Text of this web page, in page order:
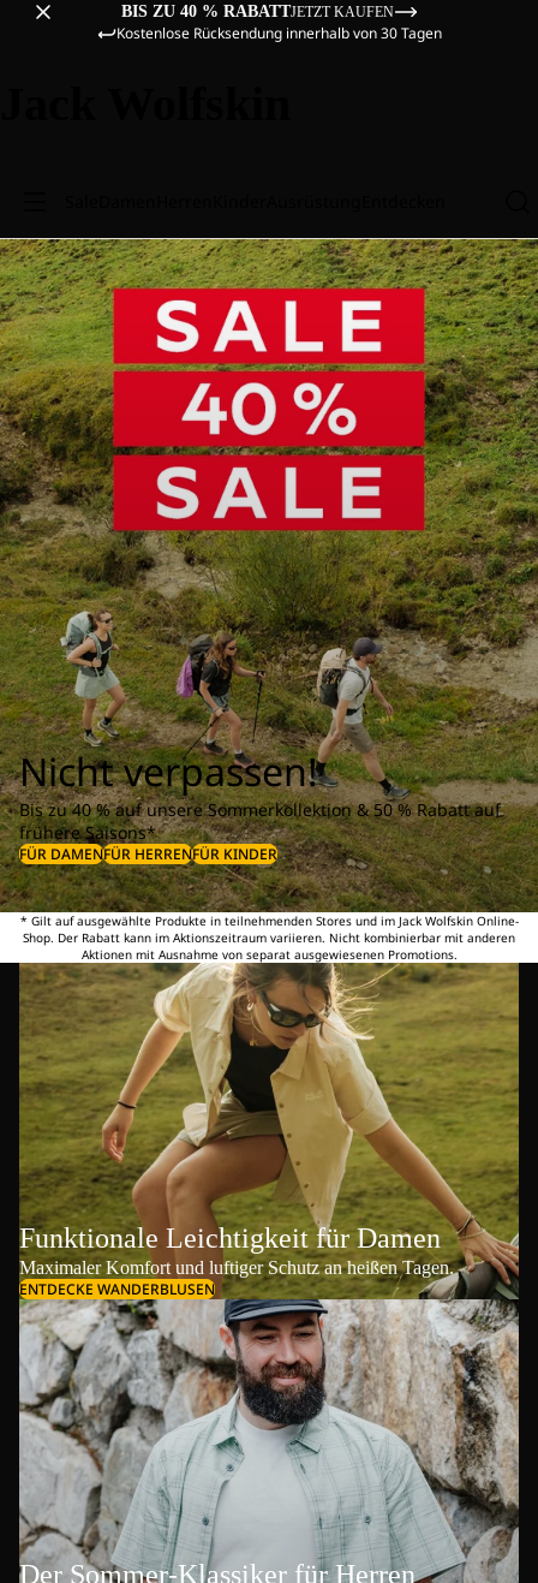
BIS ZU 40 % RABATTJETZT KAUFEN
Kostenlose Rücksendung innerhalb von 30 Tagen
Nicht verpassen!
Bis zu 40 % auf unsere Sommerkollektion & 50 % Rabatt auf
frühere Saisons*
FÜR DAMENFÜR HERRENFÜR KINDER
* Gilt auf ausgewählte Produkte in teilnehmenden Stores und im Jack Wolfskin Online-
Shop. Der Rabatt kann im Aktionszeitraum variieren. Nicht kombinierbar mit anderen
Aktionen mit Ausnahme von separat ausgewiesenen Promotions.
Funktionale Leichtigkeit für Damen
Maximaler Komfort und luftiger Schutz an heißen Tagen.
ENTDECKE WANDERBLUSEN
Der Sommer-Klassiker für Herren